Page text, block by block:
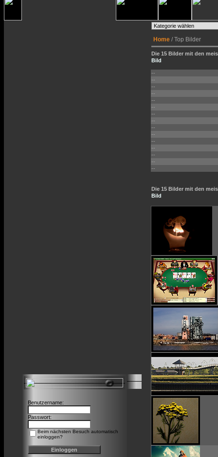
Benutzername:
Passwort:
Beim nächsten Besuch automatisch
einloggen?
Home / Top Bilder
Die 15 Bilder mit den
Bild
--
--
--
--
--
--
--
--
--
--
--
--
--
--
--
Die 15 Bilder mit den
Bild